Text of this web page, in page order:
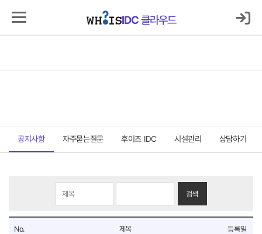
IDC클라우드
서버호스팅코로케이션클라우드보안매니지먼트고객지원센터
로그인 마이IDC
IDC클라우드
공지사항 자주묻는질문 후이즈 IDC 시설관리 상담하기
검색
No. 제목 등록일